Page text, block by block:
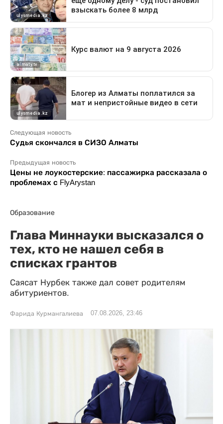
Следующая новость
Судья скончался в СИЗО Алматы
Предыдущая новость
Цены не лоукостерские: пассажирка рассказала о
проблемах с FlyArystan
Образование
Глава Миннауки высказался о
тех, кто не нашел себя в
списках грантов
Саясат Нурбек также дал совет родителям
абитуриентов.
Фарида Курмангалиева 07.08.2026, 23:46